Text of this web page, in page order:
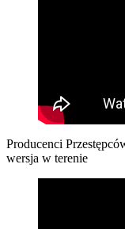
Producenci
wersja w terenie